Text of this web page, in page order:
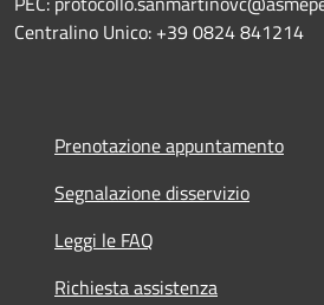
Centralino Unico: +39 0824 841214
Prenotazione appuntamento
Segnalazione disservizio
Leggi le FAQ
Richiesta assistenza